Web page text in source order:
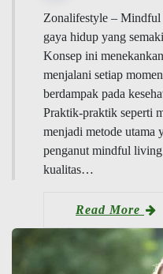
Zonalifestyle –
gaya hidup yang
Konsep ini
menjalani setiap
berdampak pada
Praktik-praktik seperti
menjadi metode utama
penganut mindful
kualitas…
Read More